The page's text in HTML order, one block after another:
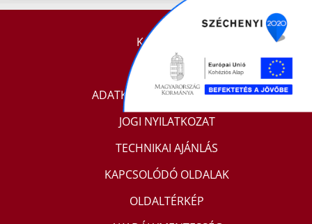
KAPCSOLAT
IMPRESSZUM
ADATKEZELÉSI TÁJÉKOZTATÓ
JOGI NYILATKOZAT
TECHNIKAI AJÁNLÁS
KAPCSOLÓDÓ OLDALAK
OLDALTÉRKÉP